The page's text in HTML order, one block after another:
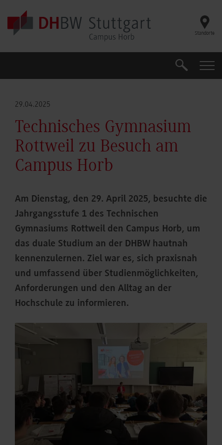
Skip to main content
Standorte
Suche
29.04.2025
Technisches Gymnasium
Rottweil zu Besuch am
Campus Horb
Am Dienstag, den 29. April 2025, besuchte die
Jahrgangsstufe 1 des Technischen
Gymnasiums Rottweil den Campus Horb, um
das duale Studium an der DHBW hautnah
kennenzulernen. Ziel war es, sich praxisnah
und umfassend über Studienmöglichkeiten,
Anforderungen und den Alltag an der
Hochschule zu informieren.